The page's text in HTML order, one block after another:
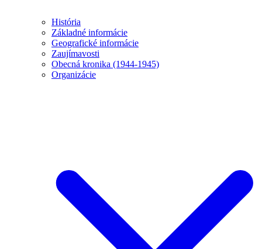
História
Základné informácie
Geografické informácie
Zaujímavosti
Obecná kronika (1944-1945)
Organizácie